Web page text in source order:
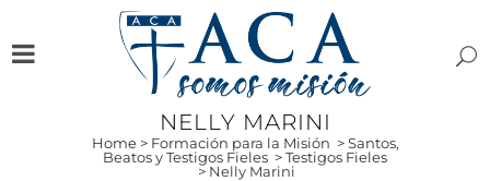
NELLY MARINI
Home> Formación para la Misión >Santos,
Beatos y Testigos Fieles >Testigos Fieles
> Nelly Marini